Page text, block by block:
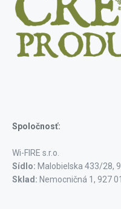
Spoločnosť:
Wi-FIRE s.r.o.
Sídlo: Malobielska 433/28,
Sklad: Nemocničná 1, 927